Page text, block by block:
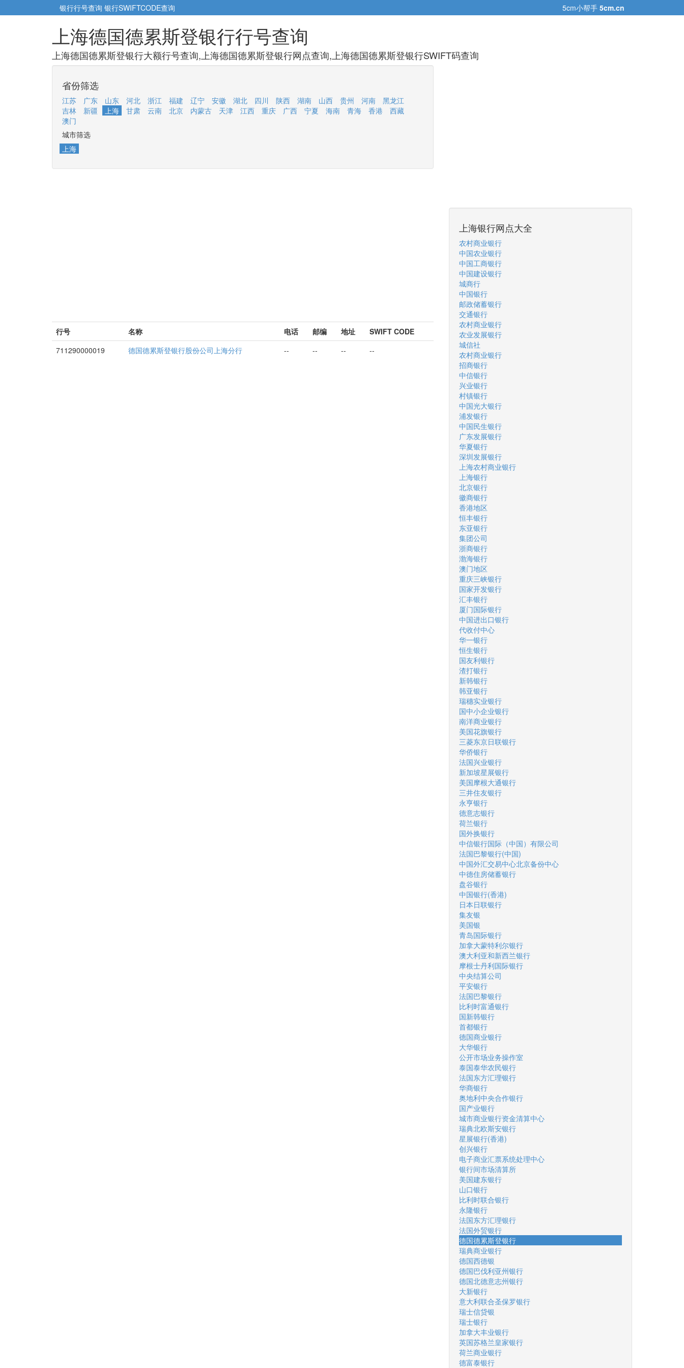
银行行号查询 银行SWIFTCODE查询 5cm小帮手 5cm.cn
上海德国德累斯登银行行号查询
上海德国德累斯登银行大额行号查询,上海德国德累斯登银行网点查询,上海德国德累斯登银行SWIFT码查询
省份筛选
江苏 广东 山东 河北 浙江 福建 辽宁 安徽 湖北 四川 陕西 湖南 山西 贵州 河南
黑龙江
吉林
新疆 上海 甘肃 云南 北京 内蒙古 天津 江西 重庆 广西 宁夏 海南 青海 香港
西藏
澳门
城市筛选
上海
行号 名称 电话 邮编 地址
SWIFT CODE
711290000019
德国德累斯登银行股份公司上海分行 -- -- -- --
上海银行网点大全
农村商业银行
中国农业银行
中国工商银行
中国建设银行
城商行
中国银行
邮政储蓄银行
交通银行
农村商业银行
农业发展银行
城信社
农村商业银行
招商银行
中信银行
兴业银行
村镇银行
中国光大银行
浦发银行
中国民生银行
广东发展银行
华夏银行
深圳发展银行
上海农村商业银行
上海银行
北京银行
徽商银行
香港地区
恒丰银行
东亚银行
集团公司
浙商银行
渤海银行
澳门地区
重庆三峡银行
国家开发银行
汇丰银行
厦门国际银行
中国进出口银行
代收付中心
华一银行
恒生银行
国友利银行
渣打银行
新韩银行
韩亚银行
瑞穗实业银行
国中小企业银行
南洋商业银行
美国花旗银行
三菱东京日联银行
华侨银行
法国兴业银行
新加坡星展银行
美国摩根大通银行
三井住友银行
永亨银行
德意志银行
荷兰银行
国外换银行
中信银行国际（中国）有限公司
法国巴黎银行(中国)
中国外汇交易中心北京备份中心
中德住房储蓄银行
盘谷银行
中国银行(香港)
日本日联银行
集友银
美国银
青岛国际银行
加拿大蒙特利尔银行
澳大利亚和新西兰银行
摩根士丹利国际银行
中央结算公司
平安银行
法国巴黎银行
比利时富通银行
国新韩银行
首都银行
德国商业银行
大华银行
公开市场业务操作室
泰国泰华农民银行
法国东方汇理银行
华商银行
奥地利中央合作银行
国产业银行
城市商业银行资金清算中心
瑞典北欧斯安银行
星展银行(香港)
创兴银行
电子商业汇票系统处理中心
银行间市场清算所
美国建东银行
山口银行
比利时联合银行
永隆银行
法国东方汇理银行
法国外贸银行
德国德累斯登银行
瑞典商业银行
德国西德银
德国巴伐利亚州银行
德国北德意志州银行
大新银行
意大利联合圣保罗银行
瑞士信贷银
瑞士银行
加拿大丰业银行
英国苏格兰皇家银行
荷兰商业银行
德富泰银行